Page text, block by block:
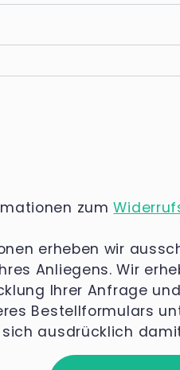
zum
erheben wir
Anliegens. Wir
Ihrer Anfrage
Bestellformulars
ausdrücklich